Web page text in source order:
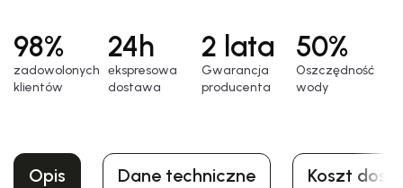
98%
zadowolonych
klientów
24h
еkspresowa
dostawa
2 lata
Gwarancja
producenta
50%
Oszczędność
wody
Opis Dane techniczne Koszt